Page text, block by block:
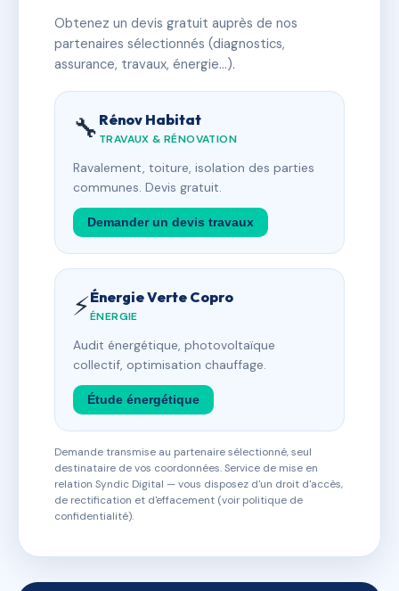
Obtenez un devis gratuit auprès de nos
partenaires sélectionnés (diagnostics,
assurance, travaux, énergie…).
🔧 Rénov Habitat
TRAVAUX & RÉNOVATION
Ravalement, toiture, isolation des parties
communes. Devis gratuit.
Demander un devis travaux
⚡Énergie Verte Copro
ÉNERGIE
Audit énergétique, photovoltaïque
collectif, optimisation chauffage.
Étude énergétique
Demande transmise au partenaire sélectionné, seul
destinataire de vos coordonnées. Service de mise en
relation Syndic Digital — vous disposez d'un droit d'accès,
de rectification et d'effacement (voir politique de
confidentialité).